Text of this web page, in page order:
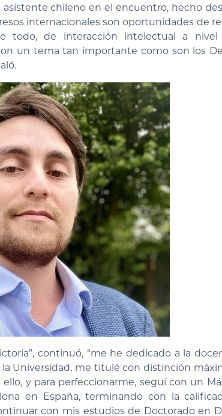
chileno en el encuentro, hecho
internacionales son oportunidades de
todo, de interacción intelectual a nivel
un tema tan importante como son los
continuó, “me he dedicado a la
Universidad, me titulé con distinción
y para perfeccionarme, seguí con un
en España, terminando con la
con mis estudios de Doctorado en